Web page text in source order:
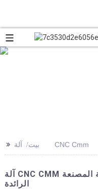
>> بيت آلة CNC Cmm
آلة CNC CMM عالية الجودة من مصنع الشركة المصنعة
الرائدة